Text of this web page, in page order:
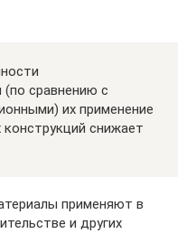
(по сравнению с
их применение
снижает
применяют в
и других